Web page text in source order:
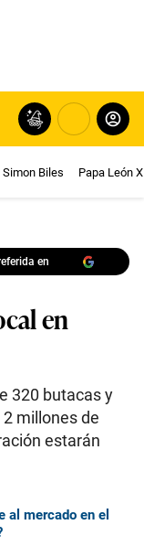
Simon Biles Papa León
en
en
320 butacas y
millones de
estarán
al mercado en el